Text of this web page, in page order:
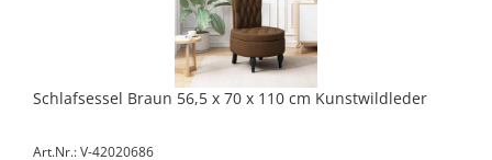
Schlafsessel Braun 56,5 x 70 x 110 cm Kunstwildleder
Art.Nr.: V-42020686